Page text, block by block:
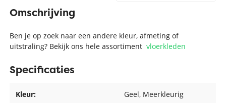
Omschrijving
Ben je op zoek naar een andere kleur, afmeting of
uitstraling? Bekijk ons hele assortimentvloerkleden
Specificaties
Kleur: Geel, Meerkleurig